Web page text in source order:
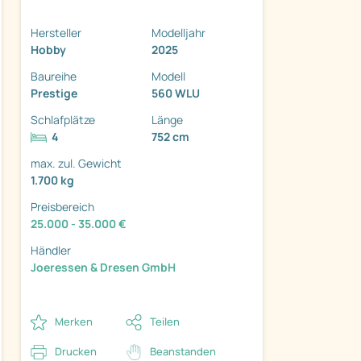
Hersteller
Hobby
Modelljahr
2025
Baureihe
Prestige
Modell
560 WLU
Schlafplätze
4
Länge
752 cm
max. zul. Gewicht
1.700 kg
Preisbereich
25.000 - 35.000 €
Händler
Joeressen & Dresen GmbH
Merken Teilen
Drucken Beanstanden